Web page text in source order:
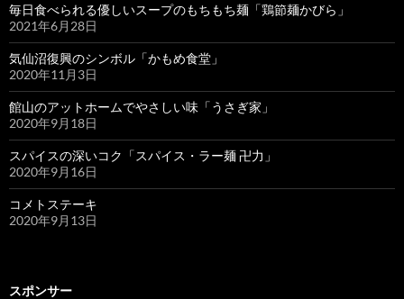
毎日食べられる優しいスープのもちもち麺「鶏節麺かびら」
2021年6月28日
気仙沼復興のシンボル「かもめ食堂」
2020年11月3日
館山のアットホームでやさしい味「うさぎ家」
2020年9月18日
スパイスの深いコク「スパイス・ラー麺 卍力」
2020年9月16日
コメトステーキ
2020年9月13日
スポンサー